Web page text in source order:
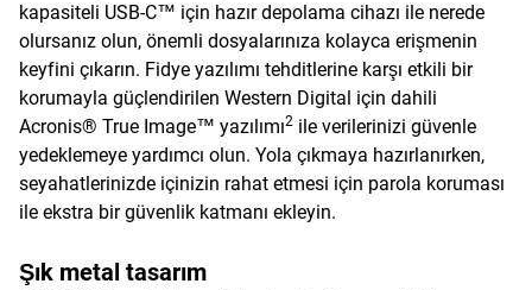
kapasiteli USB-C™ için hazır depolama cihazı ile nerede
olursanız olun, önemli dosyalarınıza kolayca erişmenin
keyfini çıkarın. Fidye yazılımı tehditlerine karşı etkili bir
korumayla güçlendirilen Western Digital için dahili
Acronis® True Image™ yazılımı2 ile verilerinizi güvenle
yedeklemeye yardımcı olun. Yola çıkmaya hazırlanırken,
seyahatlerinizde içinizin rahat etmesi için parola koruması
ile ekstra bir güvenlik katmanı ekleyin.
Şık metal tasarım